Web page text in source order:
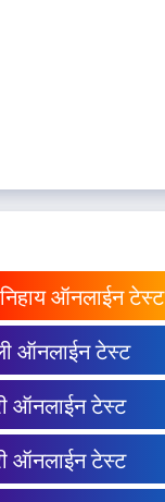
निहाय ऑनलाईन टेस्ट
ऑनलाईन टेस्ट
ऑनलाईन टेस्ट
ऑनलाईन टेस्ट